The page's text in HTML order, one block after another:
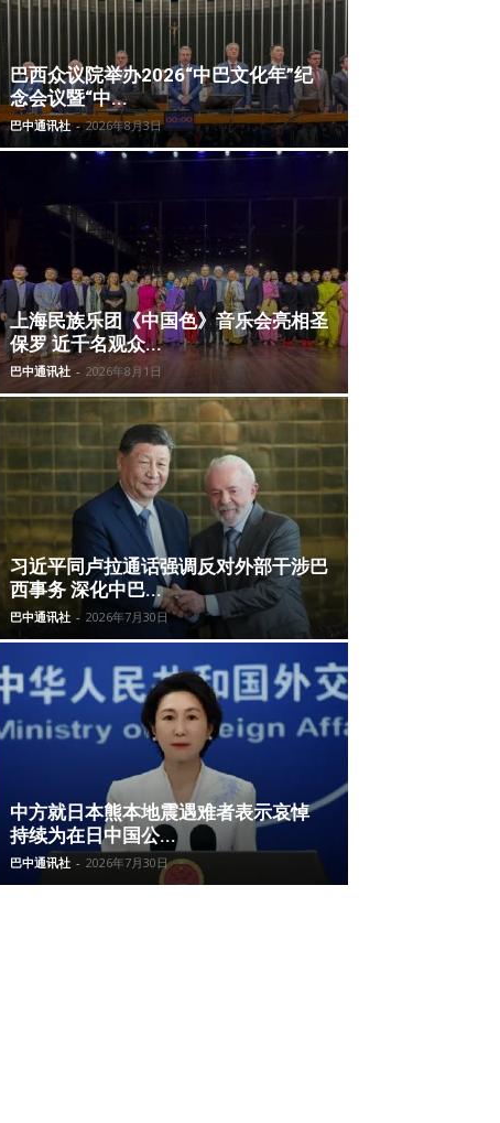
巴西众议院举办2026“中巴文化年”纪
念会议暨“中...
巴中通讯社 - 2026年8月3日
上海民族乐团《中国色》音乐会亮相圣
保罗 近千名观众...
巴中通讯社 - 2026年8月1日
习近平同卢拉通话强调反对外部干涉巴
西事务 深化中巴...
巴中通讯社 - 2026年7月30日
中方就日本熊本地震遇难者表示哀悼
持续为在日中国公...
巴中通讯社 - 2026年7月30日